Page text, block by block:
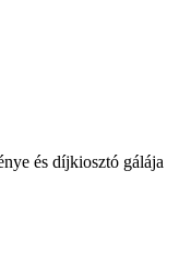
és díjkiosztó gálája